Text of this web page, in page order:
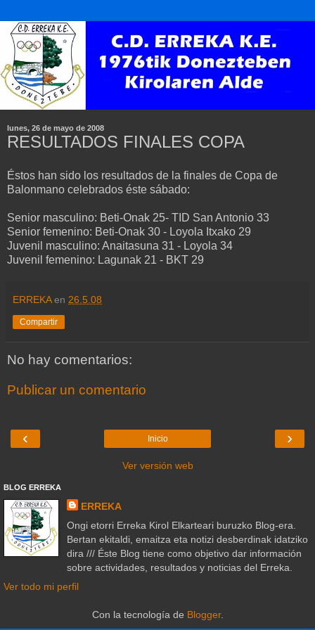
lunes, 26 de mayo de 2008
RESULTADOS FINALES COPA
Éstos han sido los resultados de la finales de Copa de
Balonmano celebrados éste sábado:
Senior masculino: Beti-Onak 25- TID San Antonio 33
Senior femenino: Beti-Onak 30 - Loyola Itxako 29
Juvenil masculino: Anaitasuna 31 - Loyola 34
Juvenil femenino: Lagunak 21 - BKT 29
ERREKA en 26.5.08
Compartir
No hay comentarios:
Publicar un comentario
‹ ›
Inicio
Ver versión web
BLOG ERREKA
ERREKA
Ongi etorri Erreka Kirol Elkarteari buruzko Blog-era.
Bertan ekitaldi, emaitza eta notizi desberdinak idatziko
dira /// Éste Blog tiene como objetivo dar información
sobre actividades, resultados y noticias del Erreka.
Ver todo mi perfil
Con la tecnología de Blogger.